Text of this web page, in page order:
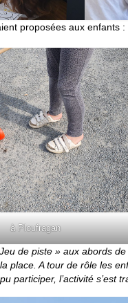
proposées aux enfants
à Ploufragan
de piste » aux abords
place. A tour de rôle les
participer, l’activité